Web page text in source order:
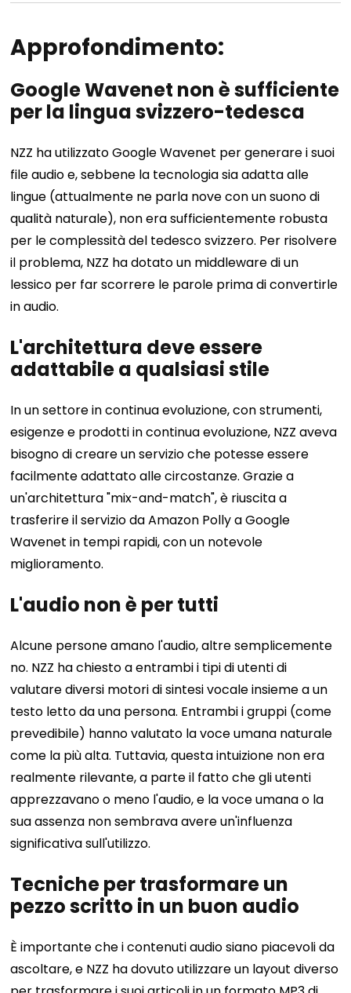
Approfondimento:
Google Wavenet non è sufficiente
per la lingua svizzero-tedesca
NZZ ha utilizzato Google Wavenet per generare i suoi
file audio e, sebbene la tecnologia sia adatta alle
lingue (attualmente ne parla nove con un suono di
qualità naturale), non era sufficientemente robusta
per le complessità del tedesco svizzero. Per risolvere
il problema, NZZ ha dotato un middleware di un
lessico per far scorrere le parole prima di convertirle
in audio.
L'architettura deve essere
adattabile a qualsiasi stile
In un settore in continua evoluzione, con strumenti,
esigenze e prodotti in continua evoluzione, NZZ aveva
bisogno di creare un servizio che potesse essere
facilmente adattato alle circostanze. Grazie a
un'architettura "mix-and-match", è riuscita a
trasferire il servizio da Amazon Polly a Google
Wavenet in tempi rapidi, con un notevole
miglioramento.
L'audio non è per tutti
Alcune persone amano l'audio, altre semplicemente
no. NZZ ha chiesto a entrambi i tipi di utenti di
valutare diversi motori di sintesi vocale insieme a un
testo letto da una persona. Entrambi i gruppi (come
prevedibile) hanno valutato la voce umana naturale
come la più alta. Tuttavia, questa intuizione non era
realmente rilevante, a parte il fatto che gli utenti
apprezzavano o meno l'audio, e la voce umana o la
sua assenza non sembrava avere un'influenza
significativa sull'utilizzo.
Tecniche per trasformare un
pezzo scritto in un buon audio
È importante che i contenuti audio siano piacevoli da
ascoltare, e NZZ ha dovuto utilizzare un layout diverso